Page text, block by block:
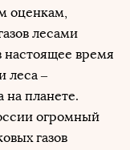
оценкам,
лесами
настоящее время
леса –
на планете.
огромный
газов